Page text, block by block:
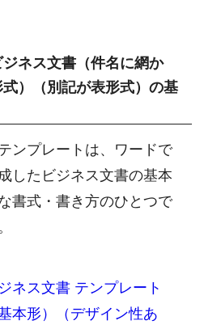
ネス文書（件名に網か
）（別記が表形式）の基
ンプレートは、ワードで
したビジネス文書の基本
書式・書き方のひとつで
ネス文書 テンプレート
基本形）（デザイン性あ